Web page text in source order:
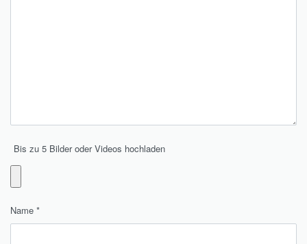
Bis zu 5 Bilder oder Videos hochladen
Name *